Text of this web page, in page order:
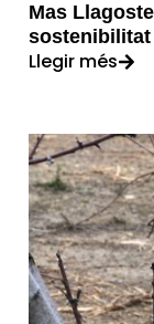
Mas
sostenibilitat
Llegir més